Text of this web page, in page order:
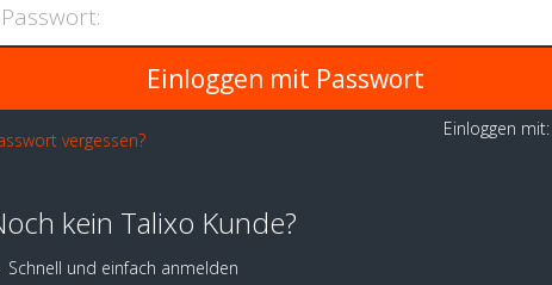
Passwort:
vergessen?
Einloggen
kein Talixo Kunde?
Schnell und einfach anmelden